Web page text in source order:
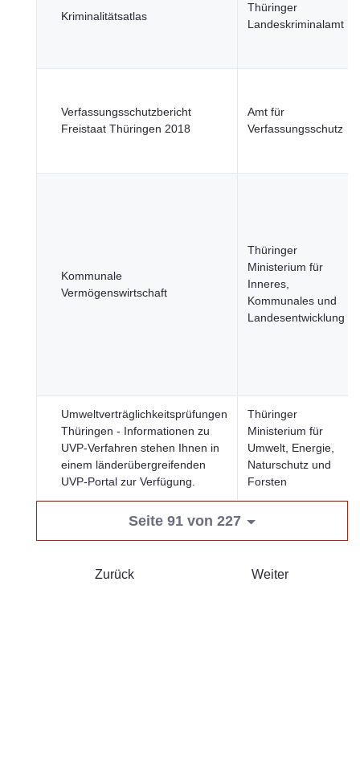
Kriminalitätsatlas
Thüringer
Landeskriminalamt
Verfassungsschutzbericht
Freistaat Thüringen 2018
Amt für
Verfassungsschutz
Kommunale
Vermögenswirtschaft
Thüringer
Ministerium für
Inneres,
Kommunales und
Landesentwicklung
Umweltverträglichkeitsprüfungen
Thüringen - Informationen zu
UVP-Verfahren stehen Ihnen in
einem länderübergreifenden
UVP-Portal zur Verfügung.
Thüringer
Ministerium für
Umwelt, Energie,
Naturschutz und
Forsten
Seite 91 von 227
Zurück Weiter